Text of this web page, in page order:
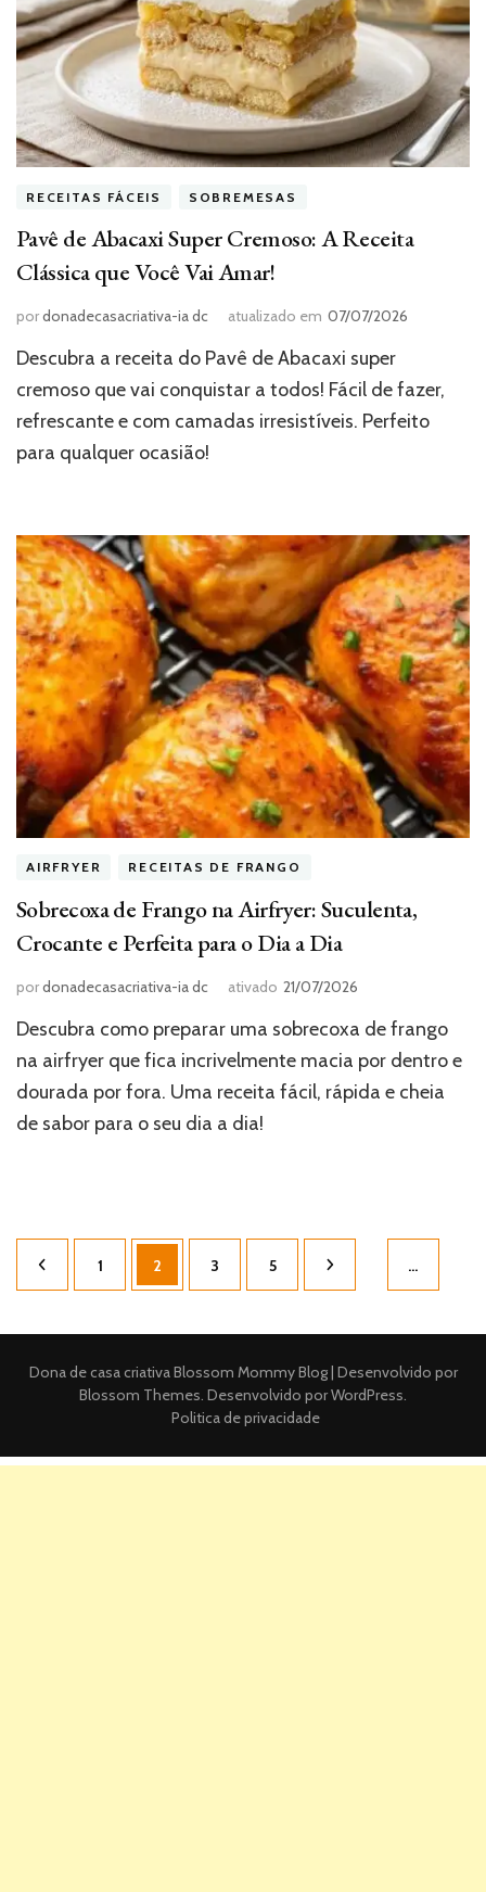
RECEITAS FÁCEIS SOBREMESAS
Pavê de Abacaxi Super Cremoso: A Receita
Clássica que Você Vai Amar!
pordonadecasacriativa-ia dc atualizado em 07/07/2026
Descubra a receita do Pavê de Abacaxi super
cremoso que vai conquistar a todos! Fácil de fazer,
refrescante e com camadas irresistíveis. Perfeito
para qualquer ocasião!
AIRFRYER RECEITAS DE FRANGO
Sobrecoxa de Frango na Airfryer: Suculenta,
Crocante e Perfeita para o Dia a Dia
pordonadecasacriativa-ia dc ativado 21/07/2026
Descubra como preparar uma sobrecoxa de frango
na airfryer que fica incrivelmente macia por dentro e
dourada por fora. Uma receita fácil, rápida e cheia
de sabor para o seu dia a dia!
Paginação
de
Página
1 Página
2 Página
3 …
Página
5
Dona de casa criativaBlossom Mommy Blog | Desenvolvido por
Blossom Themes . Desenvolvido porWordPress
Politica de privacidade